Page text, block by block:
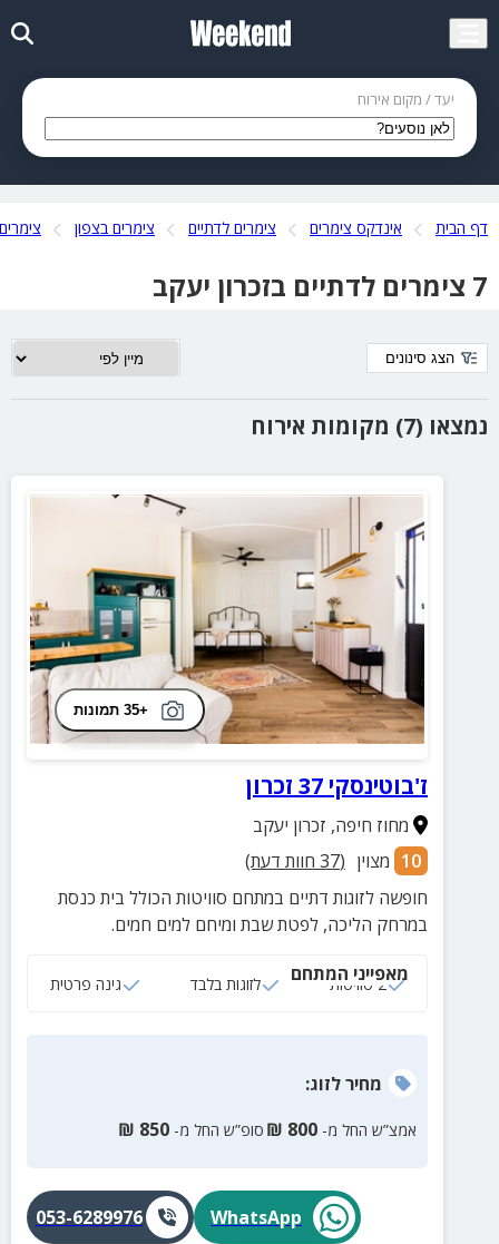
יעד / מקום אירוח
דף הבית אינדקס צימרים צימרים לדתיים צימרים בצפון
7 צימרים לדתיים בזכרון יעקב
נמצאו (7) מקומות אירוח
הצג סינונים
+35 תמונות
ז'בוטינסקי 37 זכרון
מחוז חיפה, זכרון יעקב
10 מצוין (
37 חוות דעת)
חופשה לזוגות דתיים במתחם סוויטות הכולל בית כנסת
במרחק הליכה, לפטת שבת ומיחם למים חמים.
מאפייני המתחם
2 סוויטות לזוגות בלבד גינה פרטית
מחירלזוג:
אמצ”ש החל מ- 800
₪ סופ”ש החל מ- 850
₪
WhatsApp
053-6289976